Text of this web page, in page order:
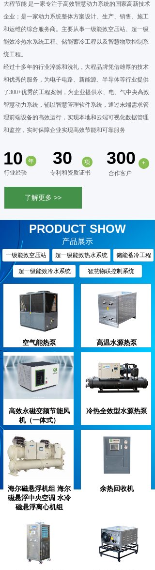
30
行业经验 专利和资质证书
年 项 300
10
大程节能 是一家专注于高效智慧动力系统的国家高新技术
企业；是一家动力系统整体方案设计、生产、销售、施工
和运维的综合服务商。主要从事一级能效空压站、超一级
能效冷热水系统工程、储能蓄冷工程以及智慧物联控制系
统工程。
经过十多年的行业淬炼和洗礼，大程品牌凭借雄厚的技术
和优秀的服务，为电子电路、新能源、半导体等行业提供
了300+优秀的工程案例，为企业提供水、电、气中央高效
智慧动力系统，辅以智慧管理软件系统，通过末端需求管
理前端设备的高效运行，实现本地和云端可视化数据管理
和监控，实时保障企业实现高效节能和可靠服务
合作客户
+
了解更多 >>
PRODUCT SHOW
空气能热泵 高温水源热泵
高效永磁变频节能风
机（一体式）
冷热全效型水源热泵
海尔磁悬浮机组 海尔
磁悬浮中央空调 水冷
磁悬浮离心机组
余热回收机
产品展示
超一级能效冷水系统
储能蓄冷工程
智慧物联控制系统
超一级能效热水系统
一级能效空压站